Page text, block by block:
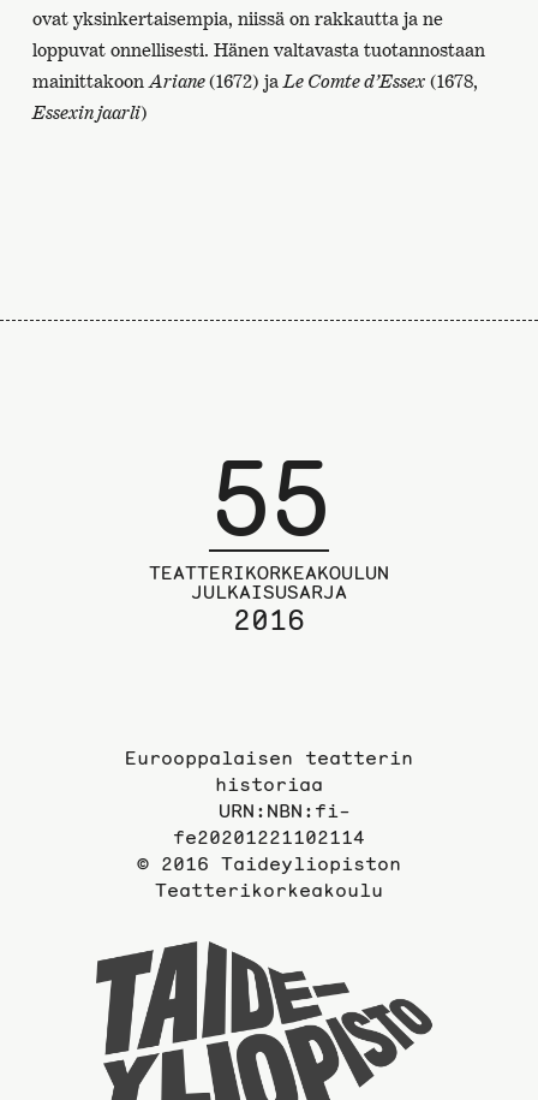
ovat yksinkertaisempia, niissä on rakkautta ja ne
loppuvat onnellisesti. Hänen valtavasta tuotannostaan
mainittakoon Ariane(1672) ja Le Comte d’Essex(1678,
Essexin jaarli)
55
TEATTERIKORKEAKOULUN
JULKAISUSARJA
2016
Eurooppalaisen teatterin
historiaa
URN:NBN:fi-
fe20201221102114
© 2016 Taideyliopiston
Teatterikorkeakoulu